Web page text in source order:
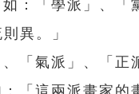
：「學派」、
異。」
「氣派」、「正
「這兩派畫家的